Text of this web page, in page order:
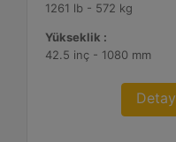
1261 lb - 572 kg
Yükseklik :
42.5 inç - 1080 mm
Detay